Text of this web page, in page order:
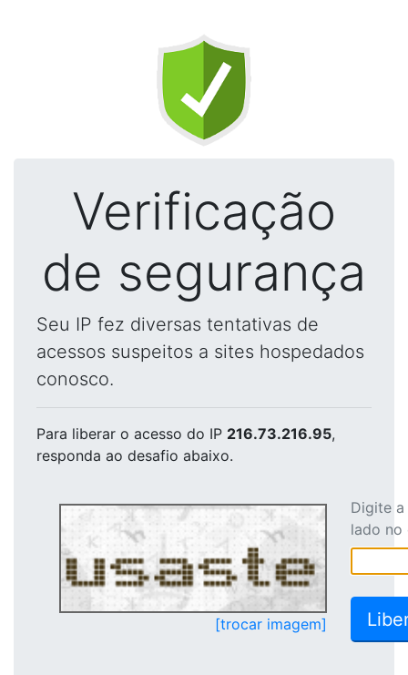
Verificação
de segurança
Seu IP fez diversas tentativas de
acessos suspeitos a sites hospedados
conosco.
Para liberar o acesso do IP 216.73.216.95,
responda ao desafio abaixo.
[trocar imagem]
Digite
lado no